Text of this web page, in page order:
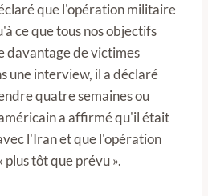
que l'opération militaire
ce que tous nos objectifs
davantage de victimes
une interview, il a déclaré
quatre semaines ou
a affirmé qu'il était
l'Iran et que l'opération
tôt que prévu ».